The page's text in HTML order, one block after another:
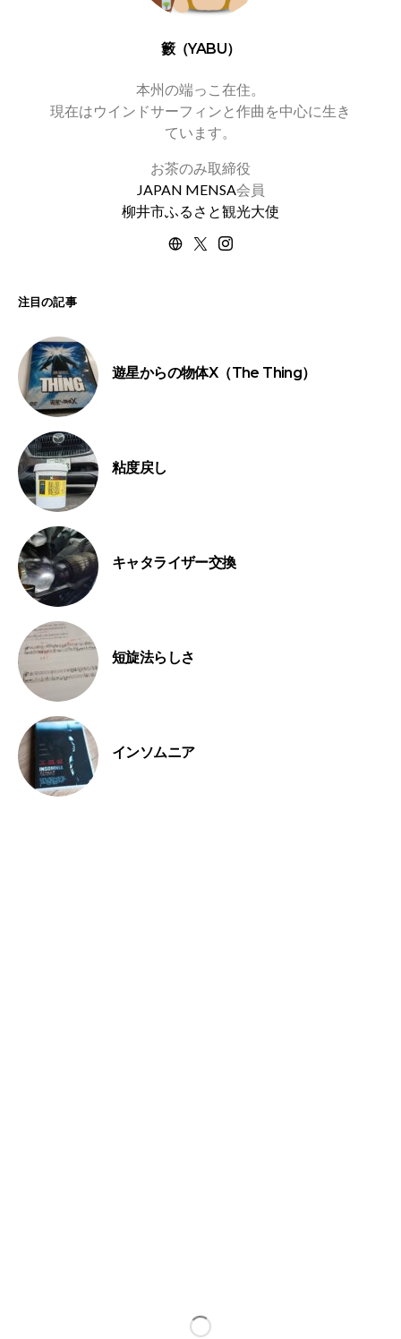
籔（YABU）
本州の端っこ在住。
現在はウインドサーフィンと作曲を中心に生き
ています。
お茶のみ取締役
JAPAN MENSA会員
柳井市ふるさと観光大使
注目の記事
遊星からの物体X（The Thing）
粘度戻し
キャタライザー交換
短旋法らしさ
インソムニア